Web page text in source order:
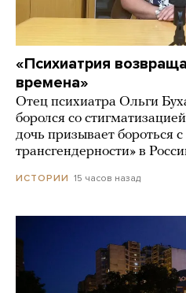
«Психиатрия
времена»
Отец психиатра Ольги
боролся со
дочь призывает бороться
трансгендерности» в
ИСТОРИИ 15 часов назад